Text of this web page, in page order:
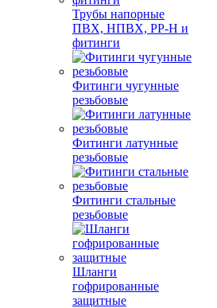
Трубы напорные
ПВХ, НПВХ, PP-H и
фитинги
Фитинги чугунные
резьбовые
Фитинги латунные
резьбовые
Фитинги стальные
резьбовые
Шланги
гофрированные
защитные